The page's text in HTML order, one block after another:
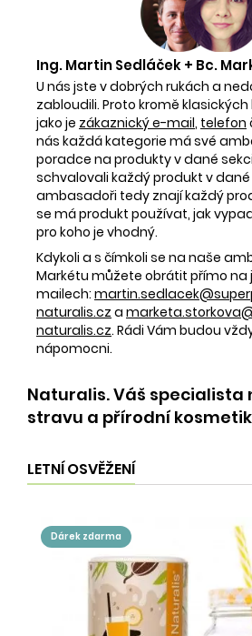
Ing. Martin Sedláček + Bc.
U nás jste v dobrých rukách a
zabloudili. Proto kromě
jako je zákaznický e-mail, telefon
nás každá kategorie má své
poradce na produkty v dané
schvalovali každý produkt v dané
ambasadoři tedy znají každý
se má produkt používat, jak
pro koho je vhodný.
Kdykoli a s čímkoli se na naše
Markétu můžete obrátit přímo na
mailech:
naturalis.cz a
naturalis.cz. Rádi Vám budou
nápomocni.
Naturalis. Váš specialista
stravu a přírodní
LETNÍ OSVĚŽENÍ
dárek zdarma